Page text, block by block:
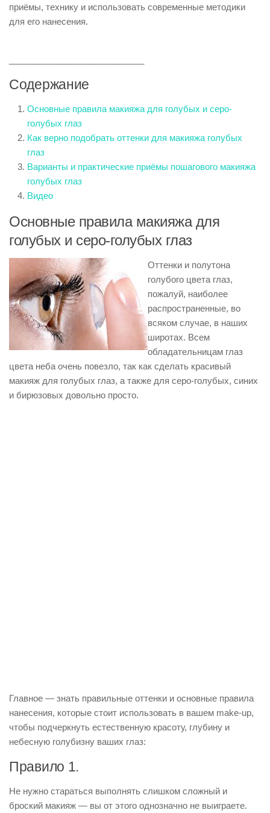
приёмы, технику и использовать современные методики
для его нанесения.
Содержание
Основные правила макияжа для голубых и серо-
голубых глаз
Как верно подобрать оттенки для макияжа голубых
глаз
Варианты и практические приёмы пошагового макияжа
голубых глаз
Видео
Основные правила макияжа для
голубых и серо-голубых глаз
Оттенки и полутона
голубого цвета глаз,
пожалуй, наиболее
распространенные, во
всяком случае, в наших
широтах. Всем
обладательницам глаз
цвета неба очень повезло, так как сделать красивый
макияж для голубых глаз, а также для серо-голубых, синих
и бирюзовых довольно просто.
Главное — знать правильные оттенки и основные правила
нанесения, которые стоит использовать в вашем make-up,
чтобы подчеркнуть естественную красоту, глубину и
небесную голубизну ваших глаз:
Правило 1.
Не нужно стараться выполнять слишком сложный и
броский макияж — вы от этого однозначно не выиграете.